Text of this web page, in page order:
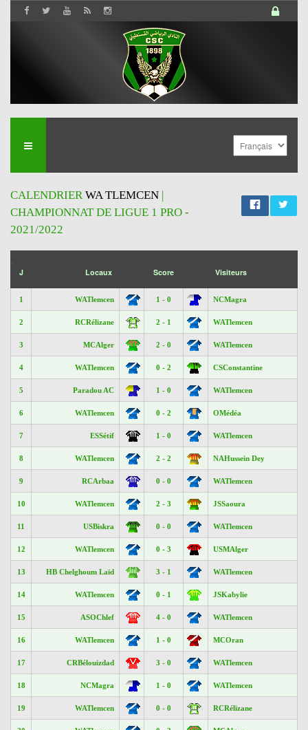
CALENDRIERWA TLEMCEN |
CHAMPIONNAT DE LIGUE 1 PRO -
2021/2022
J Locaux Score Visiteurs
1 WATlemcen 1 - 0 NCMagra
2 RCRélizane 2 - 1 WATlemcen
3 MCAlger 2 - 0 WATlemcen
4 WATlemcen 0 - 2 CSConstantine
5 Paradou AC 1 - 0 WATlemcen
6 WATlemcen 0 - 2 OMédéa
7 ESSétif 1 - 0 WATlemcen
8 WATlemcen 2 - 2 NAHussein Dey
9 RCArbaa 0 - 0 WATlemcen
10 WATlemcen 2 - 3 JSSaoura
11 USBiskra 0 - 0 WATlemcen
12 WATlemcen 0 - 3 USMAlger
13 HB Chelghoum Laïd 3 - 1 WATlemcen
14 WATlemcen 0 - 1 JSKabylie
15 ASOChlef 4 - 0 WATlemcen
16 WATlemcen 1 - 0 MCOran
17 CRBélouizdad 3 - 0 WATlemcen
18 NCMagra 1 - 0 WATlemcen
19 WATlemcen 0 - 0 RCRélizane